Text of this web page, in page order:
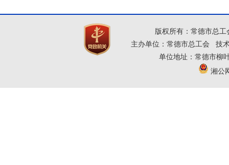
版权所有：常德市总
主办单位：常德市总工会 技
单位地址：常德市柳
湘公